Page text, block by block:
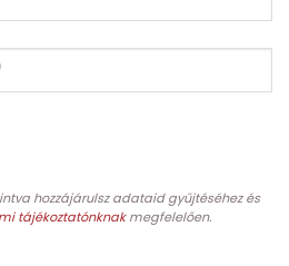
hozzájárulsz adataid gyűjtéséhez és
tájékoztatónknakmegfelelően.